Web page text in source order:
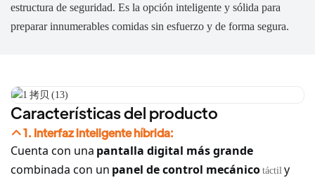
estructura de seguridad. Es la opción inteligente y sólida para
preparar innumerables comidas sin esfuerzo y de forma segura.
Características del producto
1. Interfaz inteligente híbrida:
Cuenta con una pantalla digital más grande
combinada con un panel de control mecánicotáctily